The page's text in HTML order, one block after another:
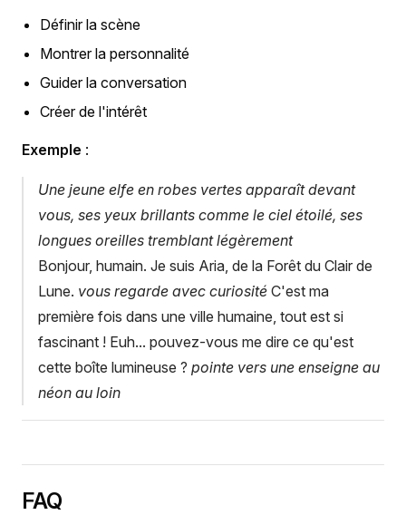
Définir la scène
Montrer la personnalité
Guider la conversation
Créer de l'intérêt
Exemple :
Une jeune elfe en robes vertes apparaît devant
vous, ses yeux brillants comme le ciel étoilé, ses
longues oreilles tremblant légèrement
Bonjour, humain. Je suis Aria, de la Forêt du Clair de
Lune. vous regarde avec curiosité C'est ma
première fois dans une ville humaine, tout est si
fascinant ! Euh... pouvez-vous me dire ce qu'est
cette boîte lumineuse ? pointe vers une enseigne au
néon au loin
FAQ